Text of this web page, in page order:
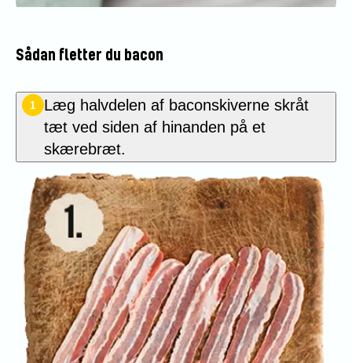
Sådan fletter du bacon
1
Læg halvdelen af baconskiverne skråt
tæt ved siden af hinanden på et
skærebræt.